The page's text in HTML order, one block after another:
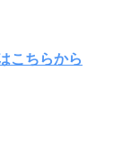
こちらから